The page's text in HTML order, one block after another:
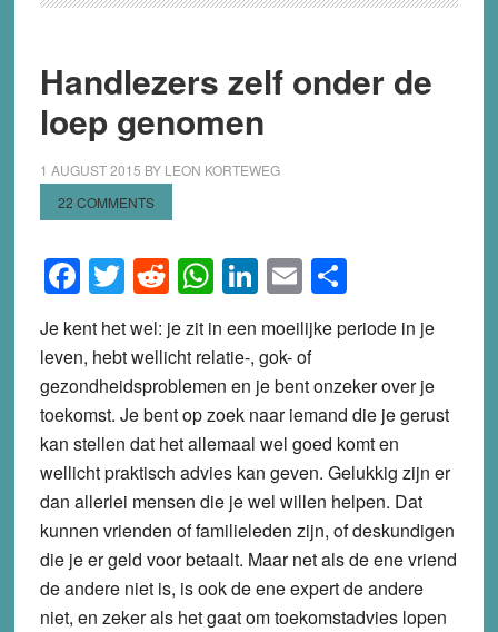
Handlezers zelf onder de
loep genomen
1 AUGUST 2015 BY LEON KORTEWEG
22 COMMENTS
Facebook
Twitter
Reddit
WhatsApp
LinkedIn
EmailShare
Je kent het wel: je zit in een moeilijke periode in je
leven, hebt wellicht relatie-, gok- of
gezondheidsproblemen en je bent onzeker over je
toekomst. Je bent op zoek naar iemand die je gerust
kan stellen dat het allemaal wel goed komt en
wellicht praktisch advies kan geven. Gelukkig zijn er
dan allerlei mensen die je wel willen helpen. Dat
kunnen vrienden of familieleden zijn, of deskundigen
die je er geld voor betaalt. Maar net als de ene vriend
de andere niet is, is ook de ene expert de andere
niet, en zeker als het gaat om toekomstadvies lopen